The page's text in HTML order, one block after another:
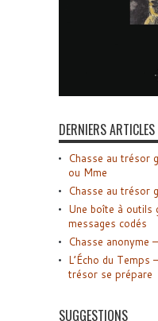
DERNIERS ARTICLES
Chasse au trésor
ou Mme
Chasse au trésor
Une boîte à outils
messages codés
Chasse anonyme
L’Écho du Temps
trésor se prépare
SUGGESTIONS